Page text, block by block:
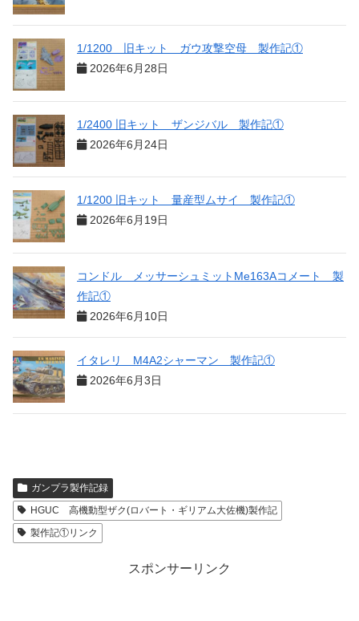
1/1200 旧キット ガウ攻撃空母 製作記①
2026年6月28日
1/2400 旧キット ザンジバル 製作記①
2026年6月24日
1/1200 旧キット 量産型ムサイ 製作記①
2026年6月19日
コンドル メッサーシュミットMe163Aコメート 製
作記①
2026年6月10日
イタレリ M4A2シャーマン 製作記①
2026年6月3日
ガンプラ製作記録
HGUC 高機動型ザク(ロバート・ギリアム大佐機)製作記
製作記①リンク
スポンサーリンク